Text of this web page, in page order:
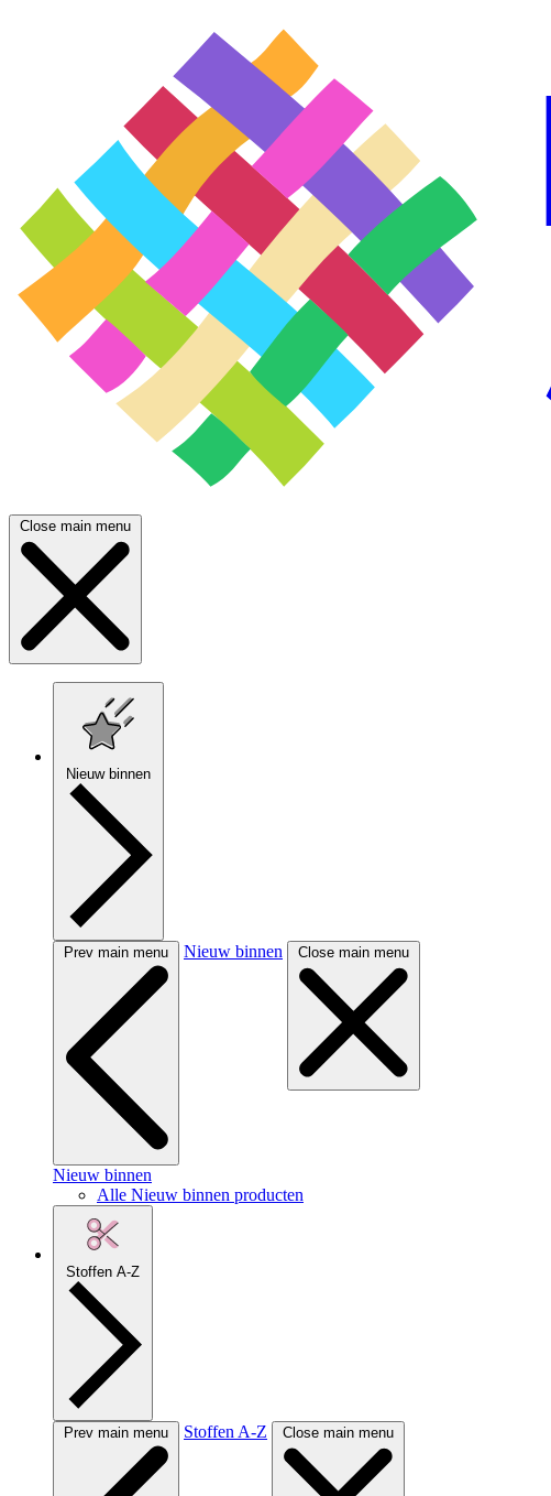
Close main menu
Nieuw binnen
Prev main menu Nieuw binnen Close main menu
Nieuw binnen
Alle Nieuw binnen producten
Stoffen A-Z
Prev main menu Stoffen A-Z Close main menu